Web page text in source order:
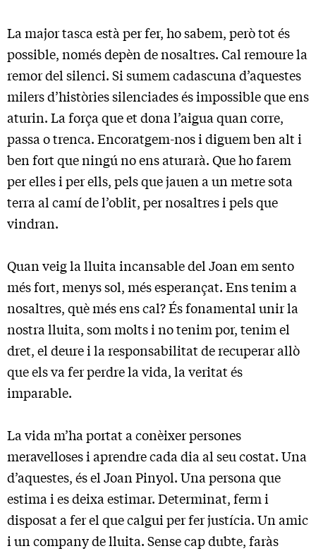
La major tasca està per fer, ho sabem, però tot és
possible, només depèn de nosaltres. Cal remoure la
remor del silenci. Si sumem cadascuna d’aquestes
milers d’històries silenciades és impossible que ens
aturin. La força que et dona l’aigua quan corre,
passa o trenca. Encoratgem-nos i diguem ben alt i
ben fort que ningú no ens aturarà. Que ho farem
per elles i per ells, pels que jauen a un metre sota
terra al camí de l’oblit, per nosaltres i pels que
vindran.
Quan veig la lluita incansable del Joan em sento
més fort, menys sol, més esperançat. Ens tenim a
nosaltres, què més ens cal? És fonamental unir la
nostra lluita, som molts i no tenim por, tenim el
dret, el deure i la responsabilitat de recuperar allò
que els va fer perdre la vida, la veritat és
imparable.
La vida m’ha portat a conèixer persones
meravelloses i aprendre cada dia al seu costat. Una
d’aquestes, és el Joan Pinyol. Una persona que
estima i es deixa estimar. Determinat, ferm i
disposat a fer el que calgui per fer justícia. Un amic
i un company de lluita. Sense cap dubte, faràs